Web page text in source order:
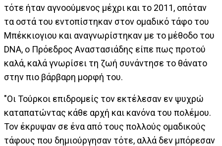
τότε ήταν αγνοούμενος μέχρι και το 2011, οπόταν
τα οστά του εντοπίστηκαν στον ομαδικό τάφο του
Μπέκκιογιου και αναγνωρίστηκαν με το μέθοδο του
DNA, ο Πρόεδρος Αναστασιάδης είπε πως προτού
καλά, καλά γνωρίσει τη ζωή συνάντησε το θάνατο
στην πιο βάρβαρη μορφή του.
"Οι Τούρκοι επιδρομείς τον εκτέλεσαν εν ψυχρώ
καταπατώντας κάθε αρχή και κανόνα του πολέμου.
Τον έκρυψαν σε ένα από τους πολλούς ομαδικούς
τάφους που δημιούργησαν τότε, αλλά δεν μπόρεσαν